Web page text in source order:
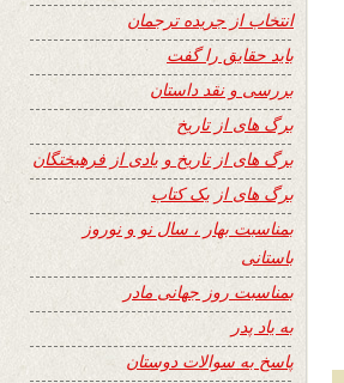
انتخاب از جریده ترجمان
باید حقایق را گفت
بررسی و نقد داستان
برگ های از تاریخ
برگ های از تاریخ و یادی از فرهیختگان
برگ های از یک کتاب
بمناسبت بهار ، سال نو و نوروز
باستانی
بمناسبت روز جهانی مادر
به یاد پدر
پاسخ به سوالات دوستان